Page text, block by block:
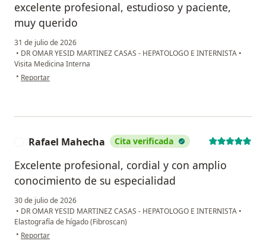
excelente profesional, estudioso y paciente,
muy querido
31 de julio de 2026
• DR OMAR YESID MARTINEZ CASAS - HEPATOLOGO E INTERNISTA •
Visita Medicina Interna
• en opinión del usuario CH
Reportar
Rafael Mahecha Cita verificada
Excelente profesional, cordial y con amplio
conocimiento de su especialidad
30 de julio de 2026
• DR OMAR YESID MARTINEZ CASAS - HEPATOLOGO E INTERNISTA •
Elastografía de hígado (Fibroscan)
• en opinión del usuario Rafael Mahecha
Reportar